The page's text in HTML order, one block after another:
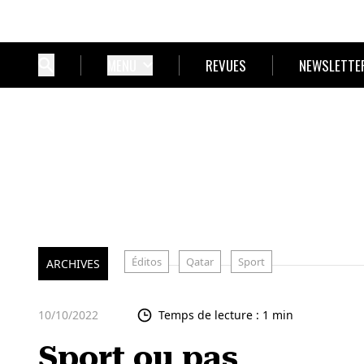
REVUES
ARCHIVES Éditos Qatar Sport
10/10/2022 Temps de lecture : 1 min